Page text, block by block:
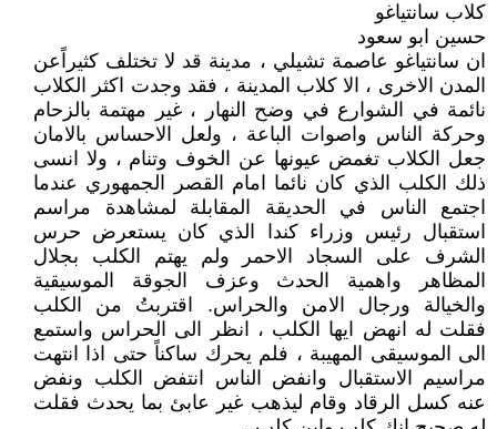
كلاب سانتياغو
حسين ابو سعود
ان سانتياغو عاصمة تشيلي ، مدينة قد لا تختلف كثيراًعن
المدن الاخرى ، الا كلاب المدينة ، فقد وجدت اكثر الكلاب
نائمة في الشوارع في وضح النهار ، غير مهتمة بالزحام
وحركة الناس واصوات الباعة ، ولعل الاحساس بالامان
جعل الكلاب تغمض عيونها عن الخوف وتنام ، ولا انسى
ذلك الكلب الذي كان نائما امام القصر الجمهوري عندما
اجتمع الناس في الحديقة المقابلة لمشاهدة مراسم
استقبال رئيس وزراء كندا الذي كان يستعرض حرس
الشرف على السجاد الاحمر ولم يهتم الكلب بجلال
المظاهر واهمية الحدث وعزف الجوقة الموسيقية
والخيالة ورجال الامن والحراس. اقتربتُ من الكلب
فقلت له انهض ايها الكلب ، انظر الى الحراس واستمع
الى الموسيقى المهيبة ، فلم يحرك ساكناً حتى اذا انتهت
مراسيم الاستقبال وانفض الناس انتفض الكلب ونفض
عنه كسل الرقاد وقام ليذهب غير عابئ بما يحدث فقلت